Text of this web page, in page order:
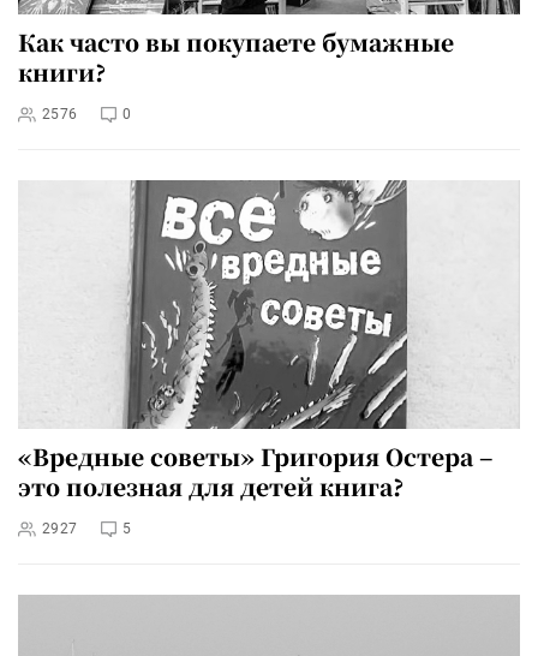
Как часто вы покупаете бумажные
книги?
2576 0
«Вредные советы» Григория Остера –
это полезная для детей книга?
2927 5